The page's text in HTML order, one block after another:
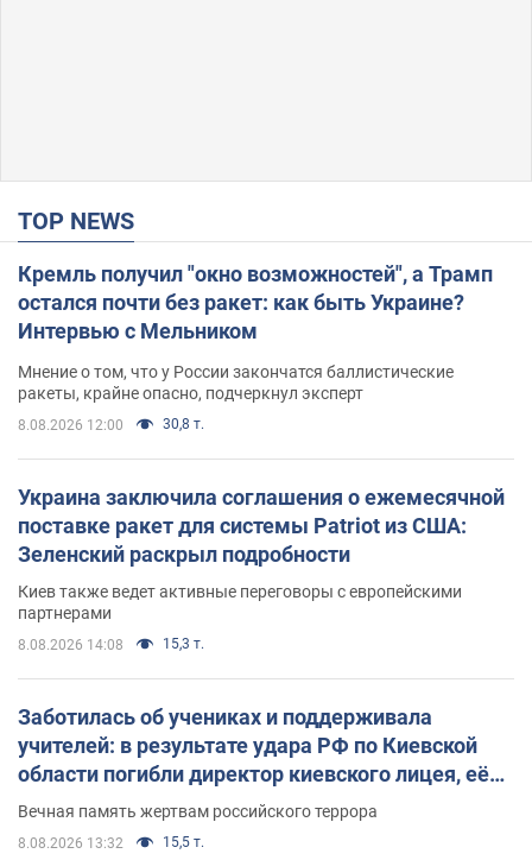
TOP NEWS
Кремль получил "окно возможностей", а Трамп
остался почти без ракет: как быть Украине?
Интервью с Мельником
Мнение о том, что у России закончатся баллистические
ракеты, крайне опасно, подчеркнул эксперт
8.08.2026 12:00 30,8 т.
Украина заключила соглашения о ежемесячной
поставке ракет для системы Patriot из США:
Зеленский раскрыл подробности
Киев также ведет активные переговоры с европейскими
партнерами
8.08.2026 14:08 15,3 т.
Заботилась об учениках и поддерживала
учителей: в результате удара РФ по Киевской
области погибли директор киевского лицея, её
муж и внук
Вечная память жертвам российского террора
8.08.2026 13:32 15,5 т.